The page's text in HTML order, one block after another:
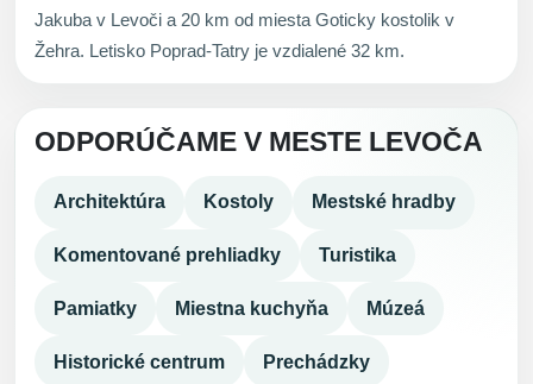
Jakuba v Levoči a 20 km od miesta Goticky kostolik v
Žehra. Letisko Poprad-Tatry je vzdialené 32 km.
ODPORÚČAME V MESTE LEVOČA
Architektúra Kostoly Mestské hradby
Komentované prehliadky Turistika
Pamiatky Miestna kuchyňa Múzeá
Historické centrum Prechádzky